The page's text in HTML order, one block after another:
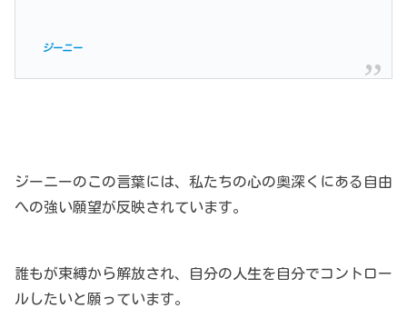
ジーニー
ジーニーのこの言葉には、私たちの心の奥深くにある自由
への強い願望が反映されています。
誰もが束縛から解放され、自分の人生を自分でコントロー
ルしたいと願っています。